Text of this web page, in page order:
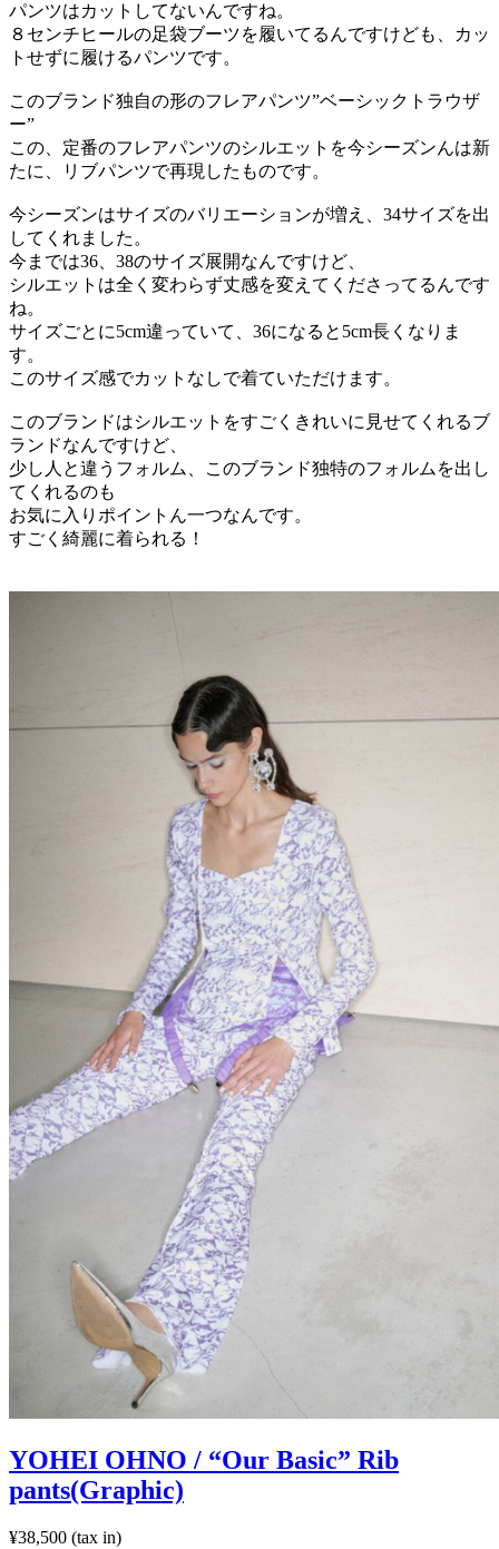
パンツはカットしてないんですね。
８センチヒールの足袋ブーツを履いてるんですけども
、カッ
トせずに履けるパンツです。
このブランド独自の形のフレアパンツ”ベーシックトラウザ
ー”
この、定番のフレアパンツのシルエットを今シーズンんは新
たに、リブパンツで再現したものです。
今シーズンはサイズのバリエーションが増え、34サイズを出
してくれました。
今までは36、38のサイズ展開なんですけど
シルエットは全く変わらず丈感を変えて くださってるんです
ね。
サイズごとに5cm違っていて、 36になると 5cm長くなりま
す。
このサイズ感でカットなしで着ていただけ ます。
このブランドはシルエットをすごくきれいに見せてくれるブ
ランドなんですけど、
少し人と違うフォルム、このブランド独特のフォルムを出し
てくれるのも
お気に入り ポイント ん一つなんです。
すごく綺麗に着られる ！
YOHEI OHNO / “Our Basic” Rib
pants(Graphic)
¥38,500 (tax in)